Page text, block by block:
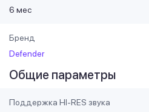
6 мес
Бренд
Defender
Общие параметры
Поддержка HI-RES звука